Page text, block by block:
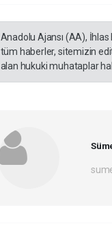
Anadolu Ajansı (AA),
tüm haberler, sitemizin
alan hukuki muhataplar